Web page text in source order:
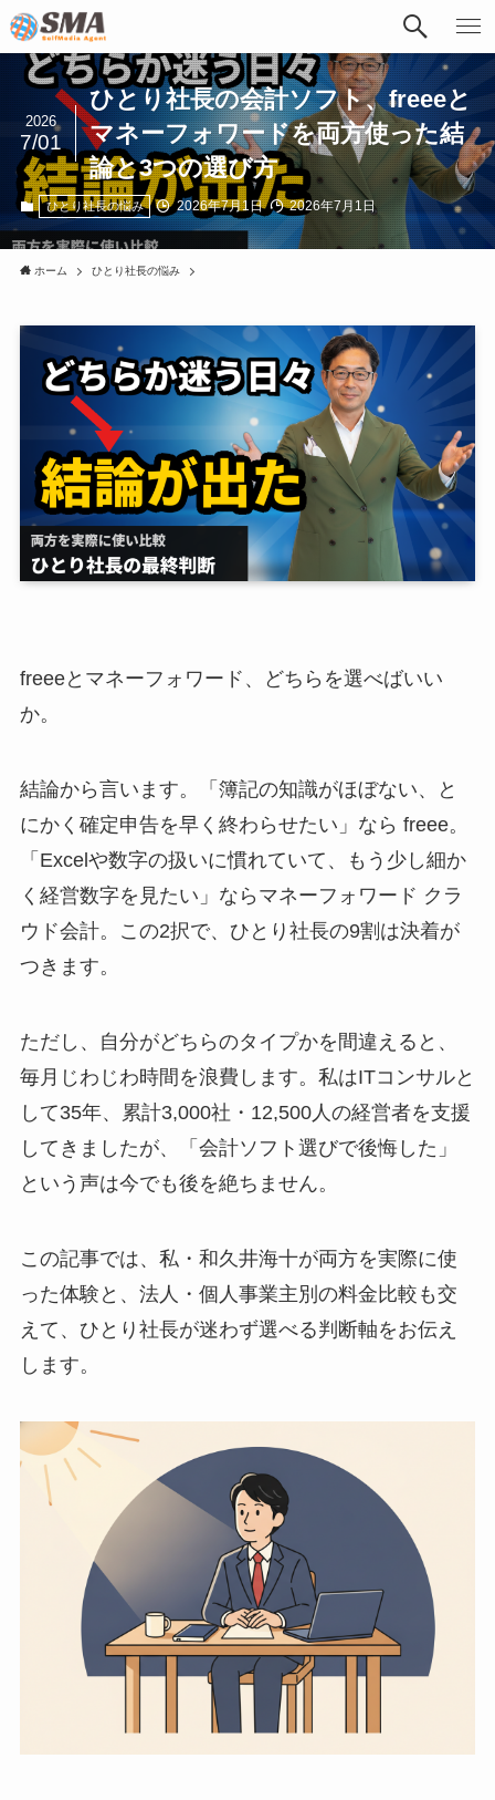
ひとり社長の会計ソフト、freeeと
マネーフォワードを両方使った結
論と3つの選び方
2026
7/01
ひとり社長の悩み 2026年7月1日 2026年7月1日
ホーム ひとり社長の悩み
freeeとマネーフォワード、どちらを選べばいい
か。
結論から言います。「簿記の知識がほぼない、と
にかく確定申告を早く終わらせたい」なら freee。
「Excelや数字の扱いに慣れていて、もう少し細か
く経営数字を見たい」ならマネーフォワード クラ
ウド会計。この2択で、ひとり社長の9割は決着が
つきます。
ただし、自分がどちらのタイプかを間違えると、
毎月じわじわ時間を浪費します。私はITコンサルと
して35年、累計3,000社・12,500人の経営者を支援
してきましたが、「会計ソフト選びで後悔した」
という声は今でも後を絶ちません。
この記事では、私・和久井海十が両方を実際に使
った体験と、法人・個人事業主別の料金比較も交
えて、ひとり社長が迷わず選べる判断軸をお伝え
します。